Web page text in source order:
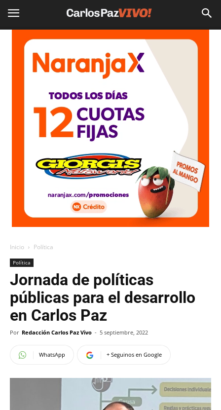
Inicio Política
Política
Jornada de políticas
públicas para el desarrollo
en Carlos Paz
Por Redacción Carlos Paz Vivo - 5 septiembre, 2022
WhatsApp + Seguinos en Google